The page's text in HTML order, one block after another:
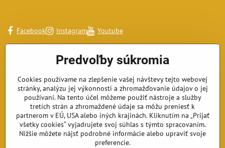
Facebook Instagram Youtube
Predvoľby súkromia
Cookies používame na zlepšenie vašej návštevy tejto webovej
stránky, analýzu jej výkonnosti a zhromažďovanie údajov o jej
používaní. Na tento účel môžeme použiť nástroje a služby
tretích strán a zhromaždené údaje sa môžu preniesť k
partnerom v EÚ, USA alebo iných krajinách. Kliknutím na „Prijať
všetky cookies“ vyjadrujete svoj súhlas s týmto spracovaním.
Nižšie môžete nájsť podrobné informácie alebo upraviť svoje
preferencie.